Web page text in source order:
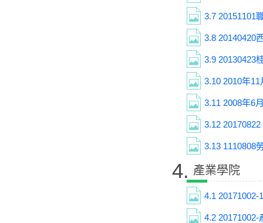
3.7 20151101
3.8 20140420
3.9 20130423
3.10 2010年
3.11 2008年6
3.12
3.13 1110808
4. 產業學院
4.1 20171002-
4.2 20171002-